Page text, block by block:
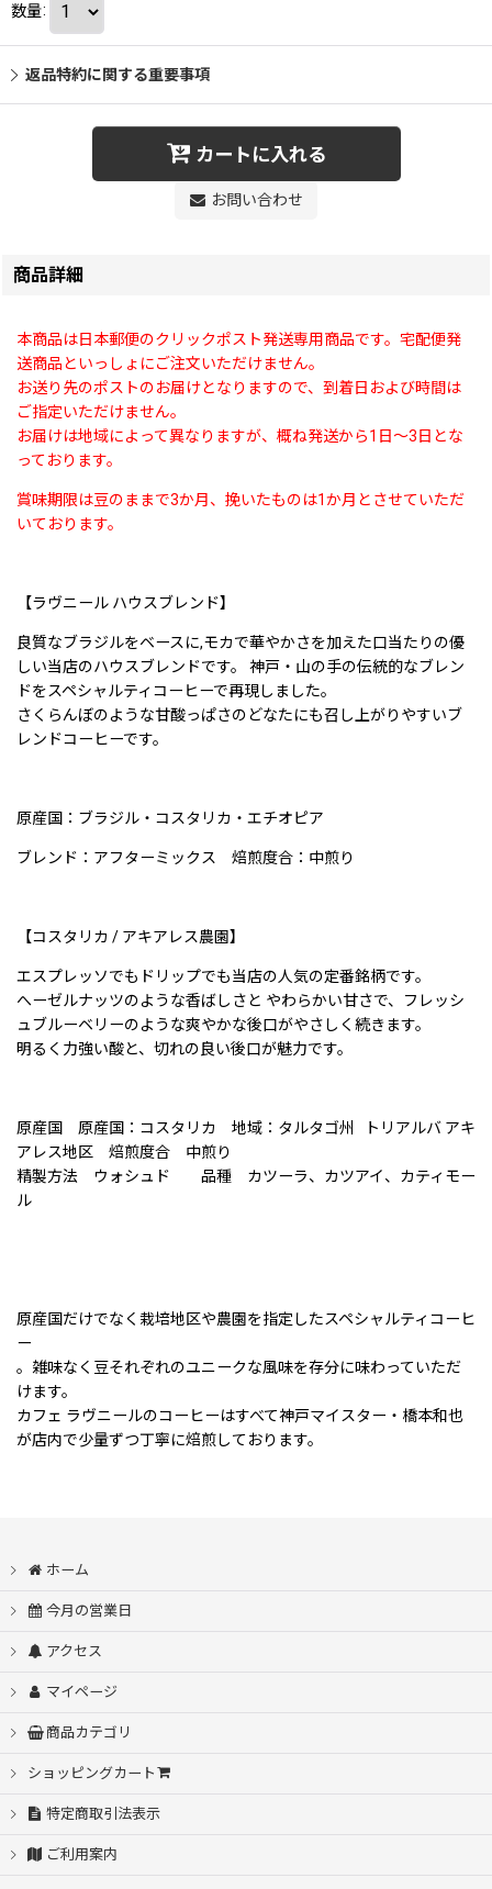
数量:
返品特約に関する重要事項
カートに入れる
お問い合わせ
商品詳細
本商品は日本郵便のクリックポスト発送専用商品です。宅配便発
送商品といっしょにご注文いただけません。
お送り先のポストのお届けとなりますので、到着日および時間は
ご指定いただけません。
お届けは地域によって異なりますが、概ね発送から1日〜3日とな
っております。
賞味期限は豆のままで3か月、挽いたものは1か月とさせていただ
いております。
【ラヴニール ハウスブレンド】
良質なブラジルをベースに,モカで華やかさを加えた口当たりの優
しい当店のハウスブレンドです。 神戸・山の手の伝統的なブレン
ドをスペシャルティコーヒーで再現しました。
さくらんぼのような甘酸っぱさのどなたにも召し上がりやすいブ
レンドコーヒーです。
原産国：ブラジル・コスタリカ・エチオピア
ブレンド：アフターミックス 焙煎度合：中煎り
【コスタリカ / アキアレス農園】
エスプレッソでもドリップでも当店の人気の定番銘柄です。
へーゼルナッツのような香ばしさと やわらかい甘さで、フレッシ
ュブルーベリーのような爽やかな後口がやさしく続きます。
明るく力強い酸と、切れの良い後口が魅力です。
原産国 原産国：コスタリカ 地域：タルタゴ州 トリアルバ アキ
アレス地区 焙煎度合 中煎り
精製方法 ウォシュド 品種 カツーラ、カツアイ、カティモー
ル
原産国だけでなく栽培地区や農園を指定したスペシャルティコーヒ
ー
。雑味なく豆それぞれのユニークな風味を存分に味わっていただ
けます。
カフェ ラヴニールのコーヒーはすべて神戸マイスター・橋本和也
が店内で少量ずつ丁寧に焙煎しております。
ホーム
今月の営業日
アクセス
マイページ
商品カテゴリ
ショッピングカート
特定商取引法表示
ご利用案内